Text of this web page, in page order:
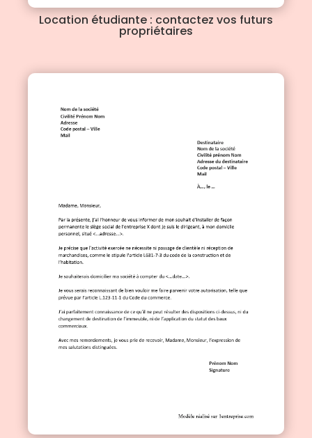
Location étudiante : contactez vos futurs
propriétaires